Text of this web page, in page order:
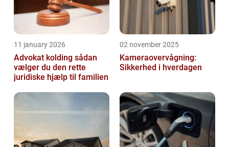
11 january 2026
Advokat kolding sådan
vælger du den rette
juridiske hjælp til familien
02 november 2025
Kameraovervågning:
Sikkerhed i hverdagen